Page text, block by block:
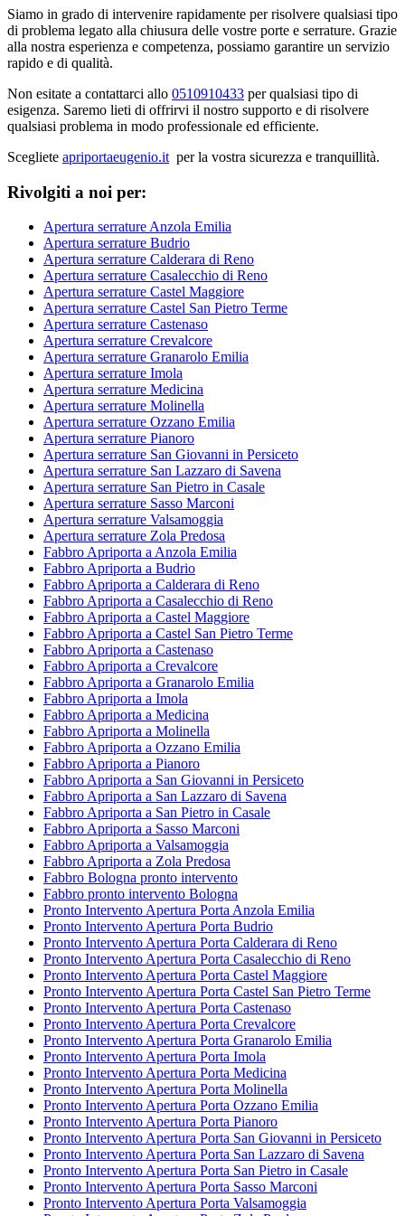
Siamo in grado di intervenire rapidamente per risolvere qualsiasi tipo
di problema legato alla chiusura delle vostre porte e serrature. Grazie
alla nostra esperienza e competenza, possiamo garantire un servizio
rapido e di qualità.
Non esitate a contattarci allo 0510910433 per qualsiasi tipo di
esigenza. Saremo lieti di offrirvi il nostro supporto e di risolvere
qualsiasi problema in modo professionale ed efficiente.
Scegliete apriportaeugenio.it per la vostra sicurezza e tranquillità.
Rivolgiti a noi per:
Apertura serrature Anzola Emilia
Apertura serrature Budrio
Apertura serrature Calderara di Reno
Apertura serrature Casalecchio di Reno
Apertura serrature Castel Maggiore
Apertura serrature Castel San Pietro Terme
Apertura serrature Castenaso
Apertura serrature Crevalcore
Apertura serrature Granarolo Emilia
Apertura serrature Imola
Apertura serrature Medicina
Apertura serrature Molinella
Apertura serrature Ozzano Emilia
Apertura serrature Pianoro
Apertura serrature San Giovanni in Persiceto
Apertura serrature San Lazzaro di Savena
Apertura serrature San Pietro in Casale
Apertura serrature Sasso Marconi
Apertura serrature Valsamoggia
Apertura serrature Zola Predosa
Fabbro Apriporta a Anzola Emilia
Fabbro Apriporta a Budrio
Fabbro Apriporta a Calderara di Reno
Fabbro Apriporta a Casalecchio di Reno
Fabbro Apriporta a Castel Maggiore
Fabbro Apriporta a Castel San Pietro Terme
Fabbro Apriporta a Castenaso
Fabbro Apriporta a Crevalcore
Fabbro Apriporta a Granarolo Emilia
Fabbro Apriporta a Imola
Fabbro Apriporta a Medicina
Fabbro Apriporta a Molinella
Fabbro Apriporta a Ozzano Emilia
Fabbro Apriporta a Pianoro
Fabbro Apriporta a San Giovanni in Persiceto
Fabbro Apriporta a San Lazzaro di Savena
Fabbro Apriporta a San Pietro in Casale
Fabbro Apriporta a Sasso Marconi
Fabbro Apriporta a Valsamoggia
Fabbro Apriporta a Zola Predosa
Fabbro Bologna pronto intervento
Fabbro pronto intervento Bologna
Pronto Intervento Apertura Porta Anzola Emilia
Pronto Intervento Apertura Porta Budrio
Pronto Intervento Apertura Porta Calderara di Reno
Pronto Intervento Apertura Porta Casalecchio di Reno
Pronto Intervento Apertura Porta Castel Maggiore
Pronto Intervento Apertura Porta Castel San Pietro Terme
Pronto Intervento Apertura Porta Castenaso
Pronto Intervento Apertura Porta Crevalcore
Pronto Intervento Apertura Porta Granarolo Emilia
Pronto Intervento Apertura Porta Imola
Pronto Intervento Apertura Porta Medicina
Pronto Intervento Apertura Porta Molinella
Pronto Intervento Apertura Porta Ozzano Emilia
Pronto Intervento Apertura Porta Pianoro
Pronto Intervento Apertura Porta San Giovanni in Persiceto
Pronto Intervento Apertura Porta San Lazzaro di Savena
Pronto Intervento Apertura Porta San Pietro in Casale
Pronto Intervento Apertura Porta Sasso Marconi
Pronto Intervento Apertura Porta Valsamoggia